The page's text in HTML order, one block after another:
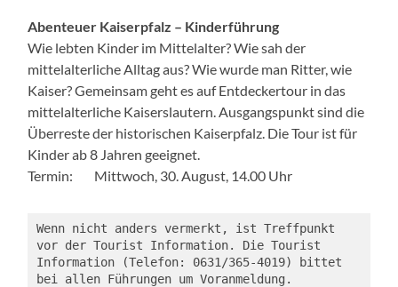
Abenteuer Kaiserpfalz – Kinderführung
Wie lebten Kinder im Mittelalter? Wie sah der
mittelalterliche Alltag aus? Wie wurde man Ritter, wie
Kaiser? Gemeinsam geht es auf Entdeckertour in das
mittelalterliche Kaiserslautern. Ausgangspunkt sind die
Überreste der historischen Kaiserpfalz. Die Tour ist für
Kinder ab 8 Jahren geeignet.
Termin: Mittwoch, 30. August, 14.00 Uhr
Wenn nicht anders vermerkt, ist Treffpunkt
vor der Tourist Information. Die Tourist
Information (Telefon: 0631/365-4019) bittet
bei allen Führungen um Voranmeldung.